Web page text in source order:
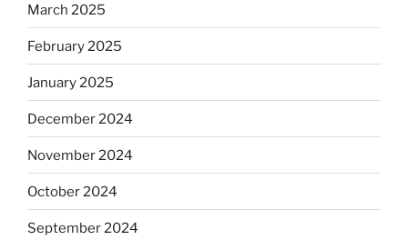
March 2025
February 2025
January 2025
December 2024
November 2024
October 2024
September 2024